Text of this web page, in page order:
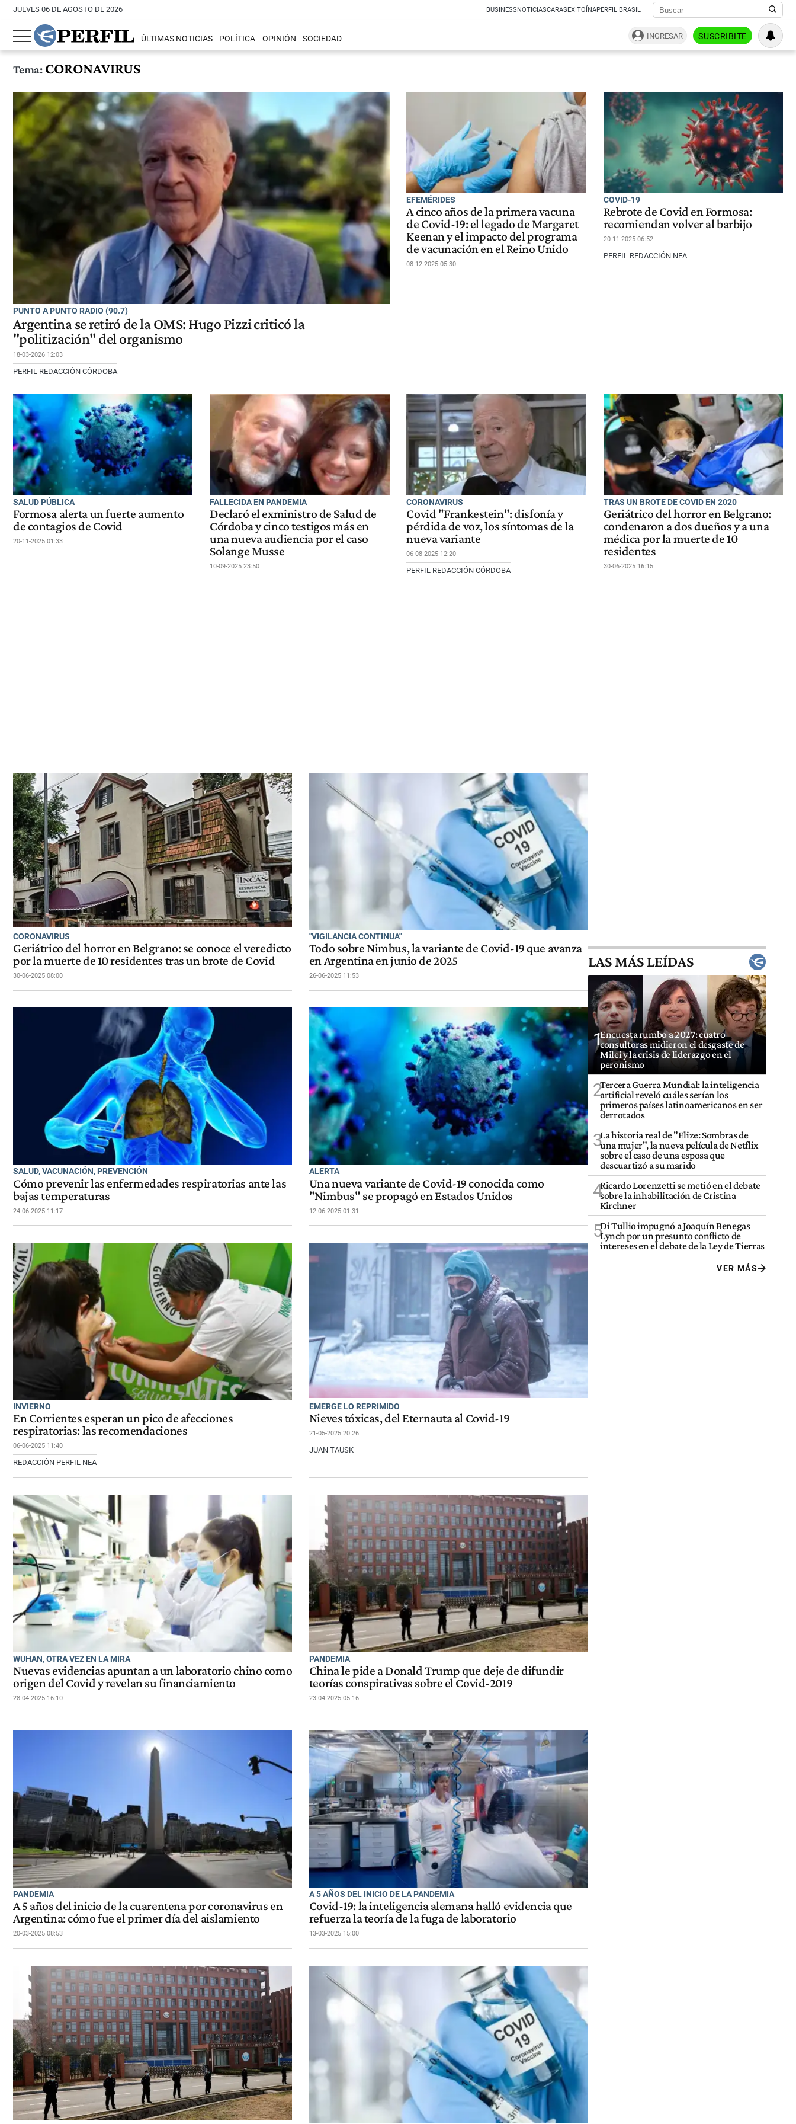
JUEVES 06 DE AGOSTO DE 2026 BUSINESSNOTICIASCARASEXITOÍNAPERFIL BRASIL
ÚLTIMAS NOTICIAS POLÍTICA OPINIÓN SOCIEDAD INGRESAR SUSCRIBITE
Tema:CORONAVIRUS
PUNTO A PUNTO RADIO (90.7)
Argentina se retiró de la OMS: Hugo Pizzi criticó la
"politización" del organismo
18-03-2026 12:03
PERFIL REDACCIÓN CÓRDOBA
EFEMÉRIDES
A cinco años de la primera vacuna
de Covid-19: el legado de Margaret
Keenan y el impacto del programa
de vacunación en el Reino Unido
08-12-2025 05:30
COVID-19
Rebrote de Covid en Formosa:
recomiendan volver al barbijo
20-11-2025 06:52
PERFIL REDACCIÓN NEA
SALUD PÚBLICA
Formosa alerta un fuerte aumento
de contagios de Covid
20-11-2025 01:33
FALLECIDA EN PANDEMIA
Declaró el exministro de Salud de
Córdoba y cinco testigos más en
una nueva audiencia por el caso
Solange Musse
10-09-2025 23:50
CORONAVIRUS
Covid "Frankestein": disfonía y
pérdida de voz, los síntomas de la
nueva variante
06-08-2025 12:20
PERFIL REDACCIÓN CÓRDOBA
TRAS UN BROTE DE COVID EN 2020
Geriátrico del horror en Belgrano:
condenaron a dos dueños y a una
médica por la muerte de 10
residentes
30-06-2025 16:15
CORONAVIRUS
Geriátrico del horror en Belgrano: se conoce el veredicto
por la muerte de 10 residentes tras un brote de Covid
30-06-2025 08:00
"VIGILANCIA CONTINUA"
Todo sobre Nimbus, la variante de Covid-19 que avanza
en Argentina en junio de 2025
26-06-2025 11:53
SALUD, VACUNACIÓN, PREVENCIÓN
Cómo prevenir las enfermedades respiratorias ante las
bajas temperaturas
24-06-2025 11:17
ALERTA
Una nueva variante de Covid-19 conocida como
"Nimbus" se propagó en Estados Unidos
12-06-2025 01:31
INVIERNO
En Corrientes esperan un pico de afecciones
respiratorias: las recomendaciones
06-06-2025 11:40
REDACCIÓN PERFIL NEA
EMERGE LO REPRIMIDO
Nieves tóxicas, del Eternauta al Covid-19
21-05-2025 20:26
JUAN TAUSK
WUHAN, OTRA VEZ EN LA MIRA
Nuevas evidencias apuntan a un laboratorio chino como
origen del Covid y revelan su financiamiento
28-04-2025 16:10
PANDEMIA
China le pide a Donald Trump que deje de difundir
teorías conspirativas sobre el Covid-2019
23-04-2025 05:16
PANDEMIA
A 5 años del inicio de la cuarentena por coronavirus en
Argentina: cómo fue el primer día del aislamiento
20-03-2025 08:53
A 5 AÑOS DEL INICIO DE LA PANDEMIA
Covid-19: la inteligencia alemana halló evidencia que
refuerza la teoría de la fuga de laboratorio
13-03-2025 15:00
LAS MÁS LEÍDAS
1Encuesta rumbo a 2027: cuatro
consultoras midieron el desgaste de
Milei y la crisis de liderazgo en el
peronismo
2Tercera Guerra Mundial: la inteligencia
artificial reveló cuáles serían los
primeros países latinoamericanos en ser
derrotados
3La historia real de "Elize: Sombras de
una mujer", la nueva película de Netflix
sobre el caso de una esposa que
descuartizó a su marido
4Ricardo Lorenzetti se metió en el debate
sobre la inhabilitación de Cristina
Kirchner
5Di Tullio impugnó a Joaquín Benegas
Lynch por un presunto conflicto de
intereses en el debate de la Ley de Tierras
VER MÁS